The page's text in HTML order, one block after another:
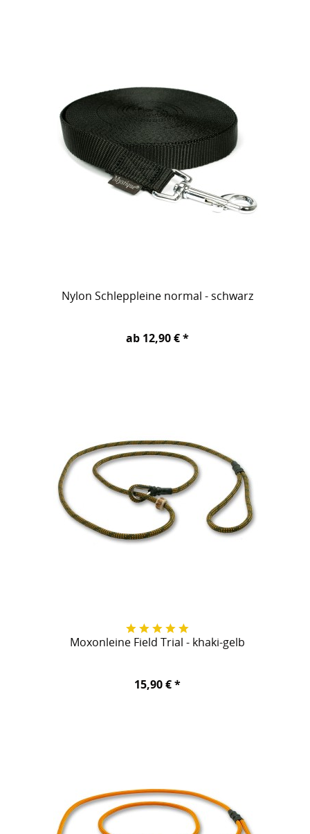
Nylon Schleppleine normal - schwarz
ab 12,90 € *
Moxonleine Field Trial - khaki-gelb
15,90 € *